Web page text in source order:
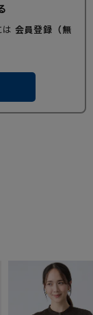
会員登録（無